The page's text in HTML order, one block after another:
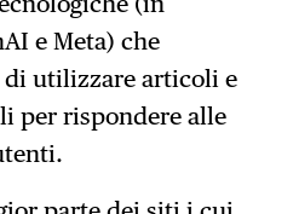
e Meta) che
utilizzare articoli e
per rispondere alle